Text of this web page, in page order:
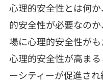
心理的安全性とは何
的安全性が必要なの
場に心理的安全性がも
心理的安全性が高ま
ーシティーが促進さ